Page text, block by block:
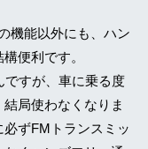
機能以外にも、ハン
便利です。
ですが、車に乗る度
局使わなくなりま
ずFMトランスミッ